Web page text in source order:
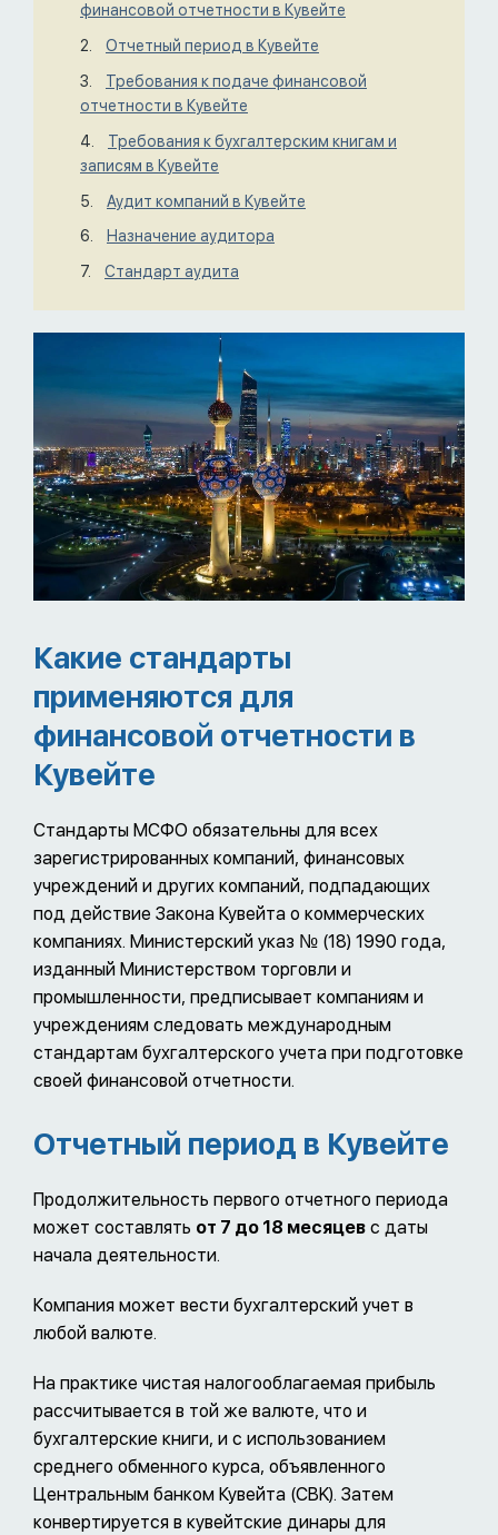
финансовой отчетности в Кувейте
Отчетный период в Кувейте
Требования к подаче финансовой
отчетности в Кувейте
Требования к бухгалтерским книгам и
записям в Кувейте
Аудит компаний в Кувейте
Назначение аудитора
Стандарт аудита
Какие стандарты
применяются для
финансовой отчетности в
Кувейте
Стандарты МСФО обязательны для всех
зарегистрированных компаний, финансовых
учреждений и других компаний, подпадающих
под действие Закона Кувейта о коммерческих
компаниях. Министерский указ № (18) 1990 года,
изданный Министерством торговли и
промышленности, предписывает компаниям и
учреждениям следовать международным
стандартам бухгалтерского учета при подготовке
своей финансовой отчетности.
Отчетный период в Кувейте
Продолжительность первого отчетного периода
может составлять от 7 до 18 месяцев с даты
начала деятельности.
Компания может вести бухгалтерский учет в
любой валюте.
На практике чистая налогооблагаемая прибыль
рассчитывается в той же валюте, что и
бухгалтерские книги, и с использованием
среднего обменного курса, объявленного
Центральным банком Кувейта (CBK). Затем
конвертируется в кувейтские динары для